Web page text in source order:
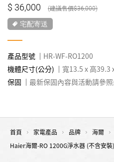
36,000 36,000
宅配寄送
產品型號
HR-WF-RO1200
機體尺寸(公分)
寬13.5 x 高39.3
保固
最新保固內容與活動請參
首頁 家電產品 品牌 海爾
Haier海爾-RO 1200G淨水器 (不含安裝)